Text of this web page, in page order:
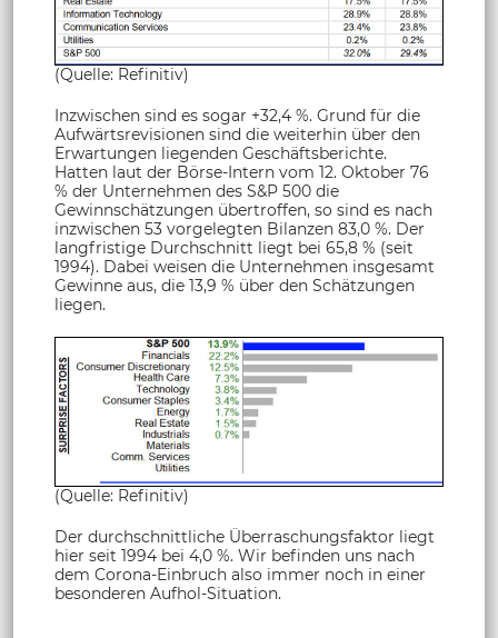
(Quelle: Refinitiv)
Inzwischen sind es sogar +32,4 %. Grund für die
Aufwärtsrevisionen sind die weiterhin über den
Erwartungen liegenden Geschäftsberichte.
Hatten laut der Börse-Intern vom 12. Oktober 76
% der Unternehmen des S&P 500 die
Gewinnschätzungen übertroffen, so sind es nach
inzwischen 53 vorgelegten Bilanzen 83,0 %. Der
langfristige Durchschnitt liegt bei 65,8 % (seit
1994). Dabei weisen die Unternehmen insgesamt
Gewinne aus, die 13,9 % über den Schätzungen
liegen.
(Quelle: Refinitiv)
Der durchschnittliche Überraschungsfaktor liegt
hier seit 1994 bei 4,0 %. Wir befinden uns nach
dem Corona-Einbruch also immer noch in einer
besonderen Aufhol-Situation.